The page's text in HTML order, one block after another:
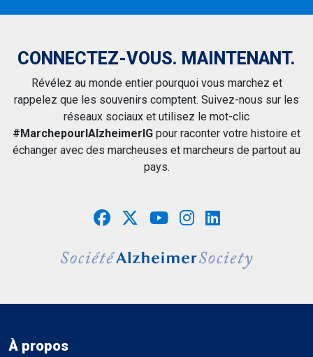
CONNECTEZ-VOUS. MAINTENANT.
Révélez au monde entier pourquoi vous marchez et
rappelez que les souvenirs comptent. Suivez-nous sur les
réseaux sociaux et utilisez le mot-clic
#MarchepourlAlzheimerIG pour raconter votre histoire et
échanger avec des marcheuses et marcheurs de partout au
pays.
À propos